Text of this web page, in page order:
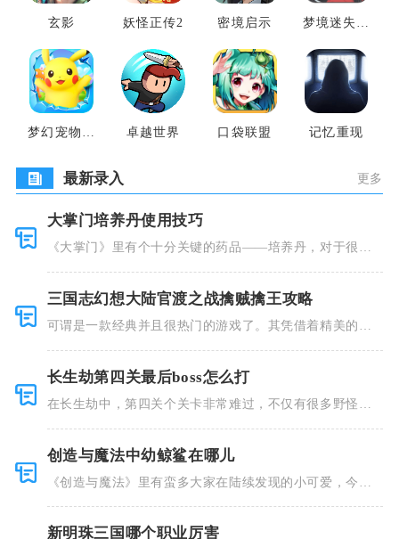
玄影 妖怪正传2 密境启示
梦境迷失之
梦幻宠物联
卓越世界 口袋联盟 记忆重现
最新录入 更多
大掌门培养丹使用技巧
《大掌门》里有个十分关键的药品——培养丹，对于很多
三国志幻想大陆官渡之战擒贼擒王攻略
可谓是一款经典并且很热门的游戏了。其凭借着精美的画
长生劫第四关最后boss怎么打
在长生劫中，第四关个关卡非常难过，不仅有很多野怪，
创造与魔法中幼鲸鲨在哪儿
《创造与魔法》里有蛮多大家在陆续发现的小可爱，今天
新明珠三国哪个职业厉害